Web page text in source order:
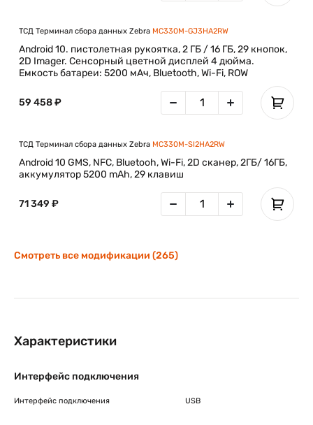
ТСД Терминал сбора данных Zebra MC330M-GJ3HA2RW
Android 10. пистолетная рукоятка, 2 ГБ / 16 ГБ, 29 кнопок,
2D Imager. Сенсорный цветной дисплей 4 дюйма.
Емкость батареи: 5200 мАч, Bluetooth, Wi-Fi, ROW
59 458 ₽
ТСД Терминал сбора данных Zebra MC330M-SI2HA2RW
Android 10 GMS, NFC, Bluetooh, Wi-Fi, 2D сканер, 2ГБ/ 16ГБ,
аккумулятор 5200 mAh, 29 клавиш
71 349 ₽
Смотреть все модификации (265)
Характеристики
Интерфейс подключения
Интерфейс подключения USB